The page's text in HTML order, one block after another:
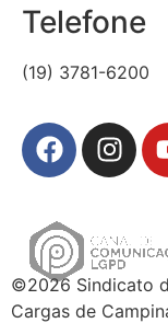
Telefone
(19) 3781-6200
©2026 Sindicato
Cargas de